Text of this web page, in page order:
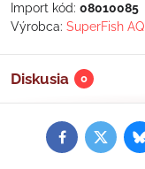
Import kód: 08010085
Výrobca: SuperFish
Diskusia 0
FacebookTwitter